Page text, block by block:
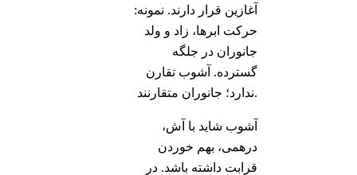
آغازین قرار دارند. نمونه:
حرکت ابرها، زاد و ولد
جانوران در جلگه
گسترده. آشوب تقارن
ندارد؛ جانوران متقارنند.
آشوب شاید با آش،
درهمی، بهم خوردن
قرابت داشته باشد. در